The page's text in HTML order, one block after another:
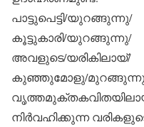
പാട്ടുപെട്ടി/യുറങ്ങുന്നു/
കൂട്ടുകാരി/യുറങ്ങുന്നു/
അവളുടെ/യരികിലായ്/
കുഞ്ഞുമോളു/മുറങ്ങുന്നു/
നിര്‍വഹിക്കുന്ന